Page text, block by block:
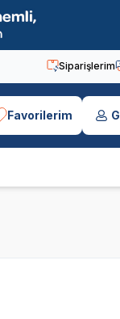
Siparişlerim
Favorilerim